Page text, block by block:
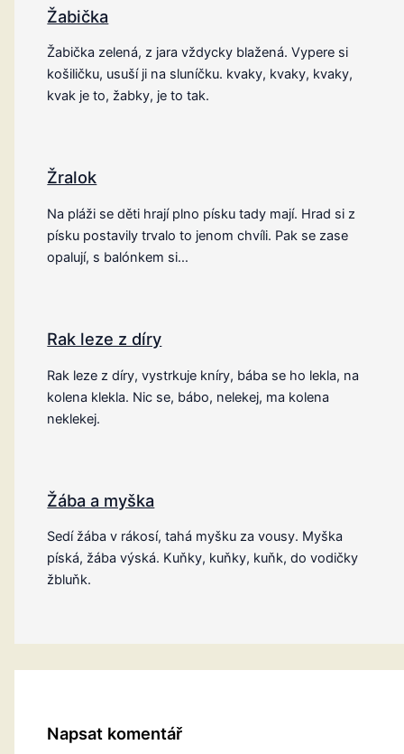
Žabička
Žabička zelená, z jara vždycky blažená. Vypere si
košiličku, usuší ji na sluníčku. kvaky, kvaky, kvaky,
kvak je to, žabky, je to tak.
Žralok
Na pláži se děti hrají plno písku tady mají. Hrad si z
písku postavily trvalo to jenom chvíli. Pak se zase
opalují, s balónkem si…
Rak leze z díry
Rak leze z díry, vystrkuje kníry, bába se ho lekla, na
kolena klekla. Nic se, bábo, nelekej, ma kolena
neklekej.
Žába a myška
Sedí žába v rákosí, tahá myšku za vousy. Myška
píská, žába výská. Kuňky, kuňky, kuňk, do vodičky
žbluňk.
Napsat komentář